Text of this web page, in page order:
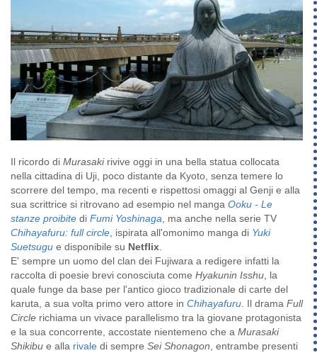
Il ricordo di Murasakirivive oggi in una bella statua collocata
nella cittadina di Uji, poco distante da Kyoto, senza temere lo
scorrere del tempo, ma recenti e rispettosi omaggi al Genji e alla
sua scrittrice si ritrovano ad esempio nel manga Ooku - Le
stanze proibite di Fumi Yoshinaga , ma anche nella serie TV
Chihayafuru: full circle , ispirata all'omonimo manga di Yuki
Suetsugu e disponibile su Netflix
E' sempre un uomo del clan dei Fujiwara a redigere infatti la
raccolta di poesie brevi conosciuta come Hyakunin Isshu , la
quale funge da base per l'antico gioco tradizionale di carte del
karuta, a sua volta primo vero attore in Chihayafuru . Il drama Full
Circle richiama un vivace parallelismo tra la giovane protagonista
e la sua concorrente, accostate nientemeno che a Murasaki
Shikibu e alla rivale di sempre Sei Shonagon , entrambe presenti